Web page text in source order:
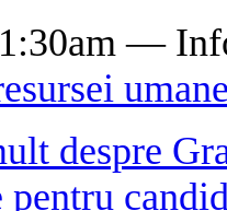
—
despre